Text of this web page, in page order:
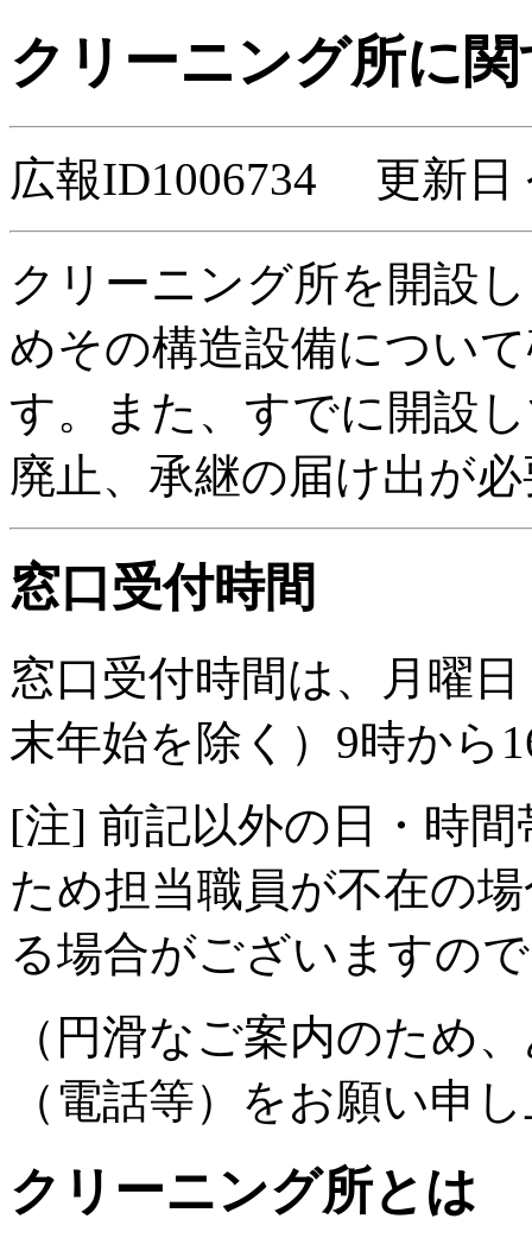
クリーニング所に
広報ID1006734 更新日
クリーニング所を開設
めその構造設備につい
す。また、すでに開設
廃止、承継の届け出が
窓口受付時間
窓口受付時間は、月曜
末年始を除く）9時から
[注] 前記以外の日・時
ため担当職員が不在の
る場合がございますの
（円滑なご案内のため
（電話等）をお願い申
クリーニング所とは